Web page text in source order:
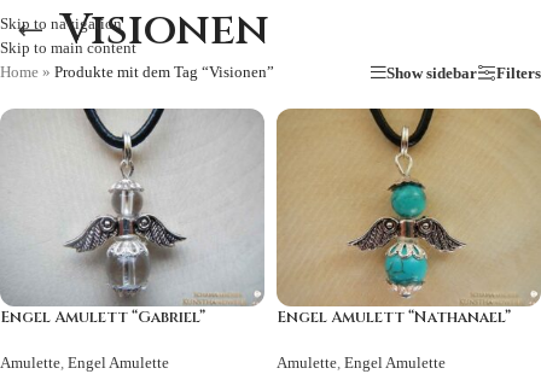
Skip to navigation
Skip to main content
Visionen
Home » Produkte mit dem Tag “Visionen” Show sidebar Filters
Engel Amulett “Gabriel”
Amulette, Engel Amulette
Engel Amulett “Nathanael”
Amulette, Engel Amulette